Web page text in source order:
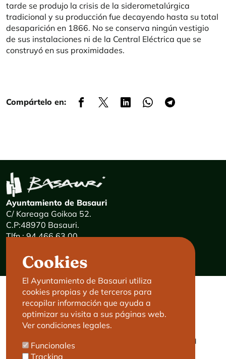
tarde se produjo la crisis de la siderometalúrgica
tradicional y su producción fue decayendo hasta su total
desaparición en 1866. No se conserva ningún vestigio
de sus instalaciones ni de la Central Eléctrica que se
construyó en sus proximidades.
Compártelo en:
Cookies
El Ayuntamiento de Basauri utiliza
cookies propias y de terceros para
recopilar información que ayuda a
optimizar su visita a sus páginas web.
Ver condiciones legales.
Funcionales
Tracking
Ayuntamiento de Basauri
C/ Kareaga Goikoa 52.
C.P:48970 Basauri.
Tlfn.: 94 466 63 00
E-mail: haz@basauri.eus
CONTACTO
Basauri le atiende
Cita previa
LEGAL
Aviso legal
Política de privacidad